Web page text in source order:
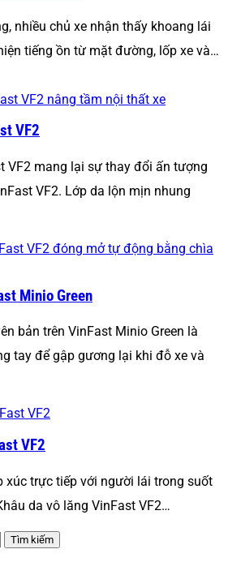
nhiều chủ xe nhận thấy khoang lái
tiếng ồn từ mặt đường, lốp xe và…
VF2
VF2 mang lại sự thay đổi ấn tượng
VF2. Lớp da lộn mịn nhung
Minio Green
bản trên VinFast Minio Green là
tay để gập gương lại khi đỗ xe và
VF2
xúc trực tiếp với người lái trong suốt
da vô lăng VinFast VF2…
Tìm kiếm